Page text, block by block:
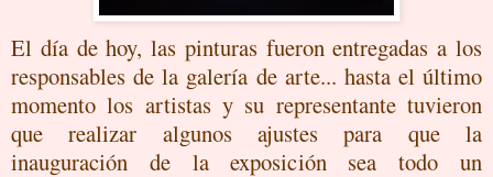
El día de hoy, las pinturas fueron entregadas a los
responsables de la galería de arte... hasta el último
momento los artistas y su representante tuvieron
que realizar algunos ajustes para que la
inauguración de la exposición sea todo un